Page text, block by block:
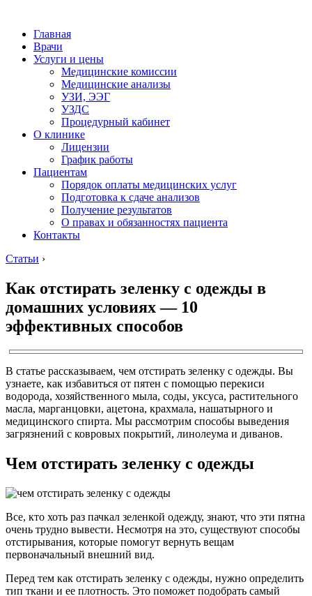
Главная
Врачи
Услуги и цены
Медицинские комиссии
Медицинские анализы
УЗИ, ЭЭГ
УЗДС
Процедурный кабинет
О клинике
Лицензии
График работы
Пациентам
Порядок оплаты медицинских услуг
Подготовка к сдаче анализов
Получение результатов
О правах и обязанностях пациента
Контакты
Статьи ›
Как отстирать зеленку с одежды в
домашних условиях — 10
эффективных способов
В статье рассказываем, чем отстирать зеленку с одежды. Вы
узнаете, как избавиться от пятен с помощью перекиси
водорода, хозяйственного мыла, соды, уксуса, растительного
масла, марганцовки, ацетона, крахмала, нашатырного и
медицинского спирта. Мы рассмотрим способы выведения
загрязнений с ковровых покрытий, линолеума и диванов.
Чем отстирать зеленку с одежды
Все, кто хоть раз пачкал зеленкой одежду, знают, что эти пятна
очень трудно вывести. Несмотря на это, существуют способы
отстирывания, которые помогут вернуть вещам
первоначальный внешний вид.
Перед тем как отстирать зеленку с одежды, нужно определить
тип ткани и ее плотность. Это поможет подобрать самый